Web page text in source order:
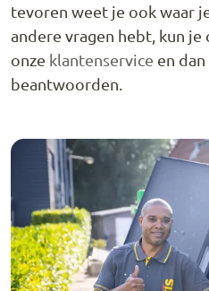
tevoren weet je ook waar
andere vragen hebt, kun
onze klantenservice en
beantwoorden.